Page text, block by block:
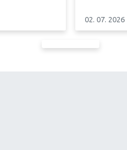
02. 07. 2026